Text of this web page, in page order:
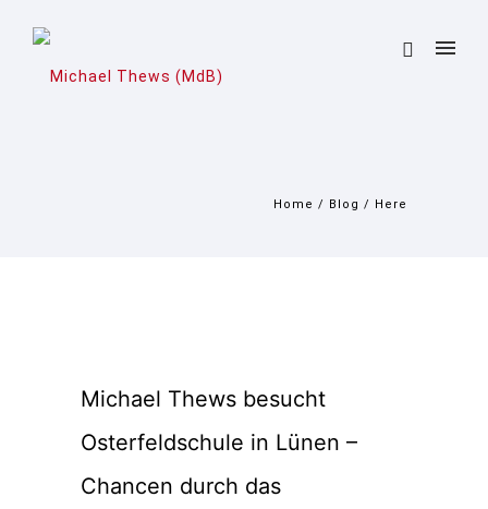
Home / Blog / Here
Michael Thews besucht
Osterfeldschule in Lünen –
Chancen durch das